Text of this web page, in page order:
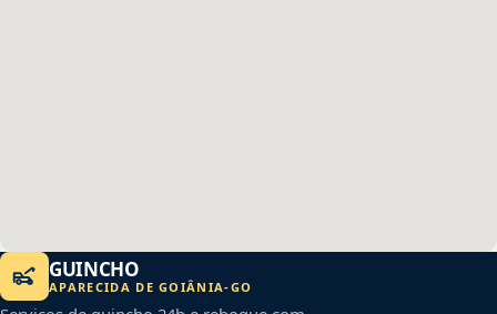
GUINCHO
APARECIDA DE GOIÂNIA-GO